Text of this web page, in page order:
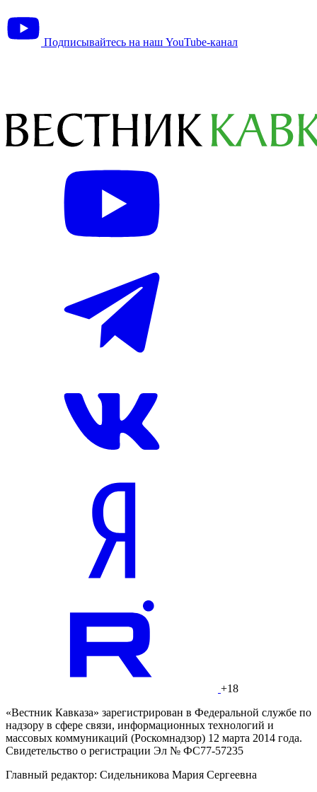
Подписывайтесь на наш YouTube-канал
+18
«Вестник Кавказа» зарегистрирован в Федеральной службе по
надзору в сфере связи, информационных технологий и
массовых коммуникаций (Роскомнадзор) 12 марта 2014 года.
Свидетельство о регистрации Эл № ФС77-57235
Главный редактор: Сидельникова Мария Сергеевна